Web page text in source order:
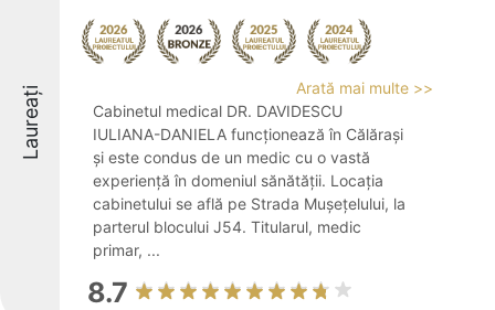
Laureați
Arată mai multe >>
Cabinetul medical DR. DAVIDESCU
IULIANA-DANIELA funcționează în Călărași
și este condus de un medic cu o vastă
experiență în domeniul sănătății. Locația
cabinetului se află pe Strada Mușețelului, la
parterul blocului J54. Titularul, medic
primar, ...
8.7